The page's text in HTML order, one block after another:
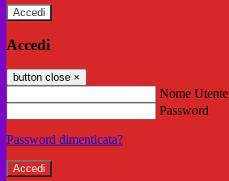
Accedi
Accedi
button close ×
Nome Utente
Password
Password dimenticata?